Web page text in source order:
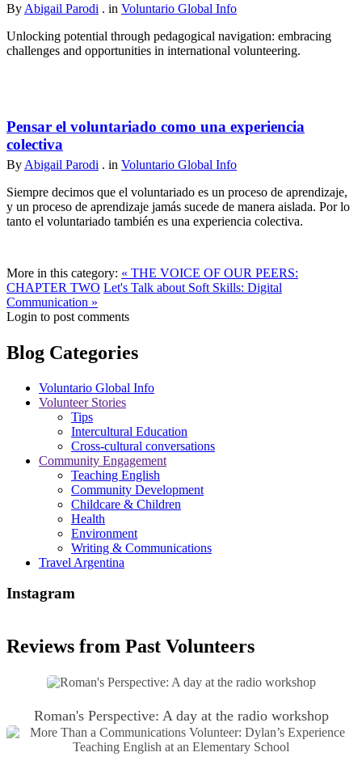
By Abigail Parodi . in Voluntario Global Info
Unlocking potential through pedagogical navigation: embracing
challenges and opportunities in international volunteering.
Pensar el voluntariado como una experiencia
colectiva
By Abigail Parodi . in Voluntario Global Info
Siempre decimos que el voluntariado es un proceso de aprendizaje,
y un proceso de aprendizaje jamás sucede de manera aislada. Por lo
tanto el voluntariado también es una experiencia colectiva.
More in this category: « THE VOICE OF OUR PEERS:
CHAPTER TWO Let's Talk about Soft Skills: Digital
Communication »
Login to post comments
Blog Categories
Voluntario Global Info
Volunteer Stories
Tips
Intercultural Education
Cross-cultural conversations
Community Engagement
Teaching English
Community Development
Childcare & Children
Health
Environment
Writing & Communications
Travel Argentina
Instagram
Reviews from Past Volunteers
Roman's Perspective: A day at the radio workshop